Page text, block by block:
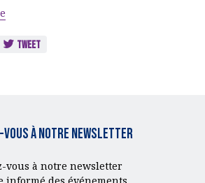
Tweet
vous à notre Newsletter
vous à notre newsletter